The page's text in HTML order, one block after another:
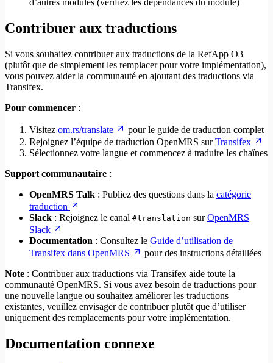
d’autres modules (vérifiez les dépendances du module)
Contribuer aux traductions
Si vous souhaitez contribuer aux traductions de la RefApp O3
(plutôt que de simplement les remplacer pour votre implémentation),
vous pouvez aider la communauté en ajoutant des traductions via
Transifex.
Pour commencer :
Visitez om.rs/translate
pour le guide de traduction complet
Rejoignez l’équipe de traduction OpenMRS surTransifex
Sélectionnez votre langue et commencez à traduire les chaînes
Support communautaire :
OpenMRS Talk : Publiez des questions dans la catégorie
traduction
Slack : Rejoignez le canal #translation surOpenMRS
Slack
Documentation : Consultez le Guide d’utilisation de
Transifex dans OpenMRS
pour des instructions détaillées
Note : Contribuer aux traductions via Transifex aide toute la
communauté OpenMRS. Si vous avez besoin de traductions pour
une nouvelle langue ou souhaitez améliorer les traductions
existantes, veuillez envisager de contribuer plutôt que d’utiliser
uniquement des remplacements pour votre implémentation.
Documentation connexe